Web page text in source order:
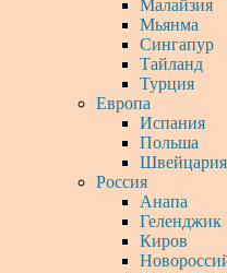
Малайзия
Мьянма
Сингапур
Тайланд
Турция
Европа
Испания
Польша
Швейцария
Россия
Анапа
Геленджик
Киров